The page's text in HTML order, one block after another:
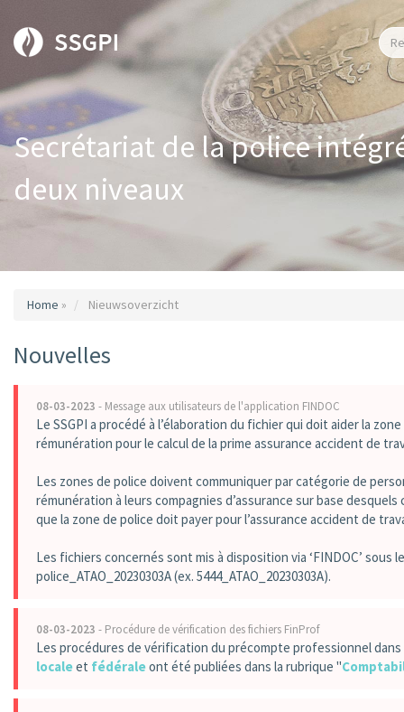
Secrétariat de la police
deux niveaux
Home » Nieuwsoverzicht
Nouvelles
08-03-2023 - Message aux utilisateurs de l'application FINDOC
Le SSGPI a procédé à l’élaboration du fichier qui doit aider la
rémunération pour le calcul de la prime assurance accident de
Les zones de police doivent communiquer par catégorie de
rémunération à leurs compagnies d’assurance sur base
que la zone de police doit payer pour l’assurance accident de
Les fichiers concernés sont mis à disposition via ‘FINDOC’ sous
police_ATAO_20230303A (ex. 5444_ATAO_20230303A).
08-03-2023 - Procédure de vérification des fichiers FinProf
Les procédures de vérification du précompte professionnel
localeet fédéraleont été publiées dans la rubrique "